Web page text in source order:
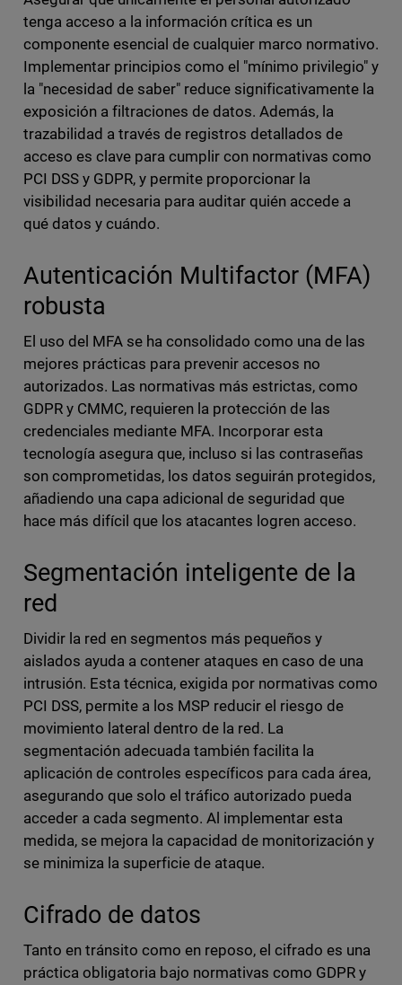
tenga acceso a la información crítica es un
componente esencial de cualquier marco normativo.
Implementar principios como el "mínimo privilegio" y
la "necesidad de saber" reduce significativamente la
exposición a filtraciones de datos. Además, la
trazabilidad a través de registros detallados de
acceso es clave para cumplir con normativas como
PCI DSS y GDPR, y permite proporcionar la
visibilidad necesaria para auditar quién accede a
qué datos y cuándo.
Autenticación Multifactor (MFA)
robusta
El uso del MFA se ha consolidado como una de las
mejores prácticas para prevenir accesos no
autorizados. Las normativas más estrictas, como
GDPR y CMMC, requieren la protección de las
credenciales mediante MFA. Incorporar esta
tecnología asegura que, incluso si las contraseñas
son comprometidas, los datos seguirán protegidos,
añadiendo una capa adicional de seguridad que
hace más difícil que los atacantes logren acceso.
Segmentación inteligente de la
red
Dividir la red en segmentos más pequeños y
aislados ayuda a contener ataques en caso de una
intrusión. Esta técnica, exigida por normativas como
PCI DSS, permite a los MSP reducir el riesgo de
movimiento lateral dentro de la red. La
segmentación adecuada también facilita la
aplicación de controles específicos para cada área,
asegurando que solo el tráfico autorizado pueda
acceder a cada segmento. Al implementar esta
medida, se mejora la capacidad de monitorización y
se minimiza la superficie de ataque.
Cifrado de datos
Tanto en tránsito como en reposo, el cifrado es una
práctica obligatoria bajo normativas como GDPR y